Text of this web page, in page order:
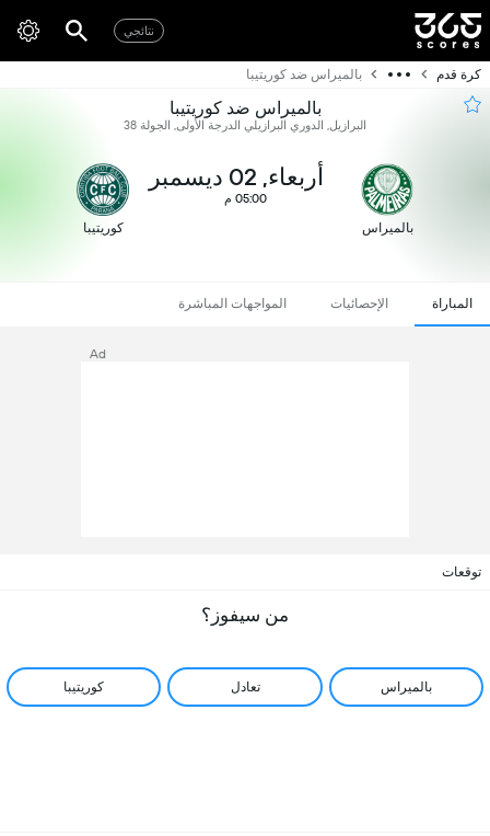
نتائجي
كرة قدم بالميراس ضد كوريتيبا
بالميراس ضد كوريتيبا
البرازيل, الدوري البرازيلي الدرجة الأولى, الجولة 38
بالميراس
أربعاء, 02 ديسمبر
05:00 م
كوريتيبا
المباراة الإحصائيات المواجهات المباشرة
Ad
توقعات
من سيفوز؟
بالميراس تعادل كوريتيبا